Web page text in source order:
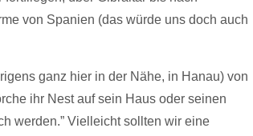
von Spanien (das würde uns doch auch
ganz hier in der Nähe, in Hanau) von
ihr Nest auf sein Haus oder seinen
werden.” Vielleicht sollten wir eine